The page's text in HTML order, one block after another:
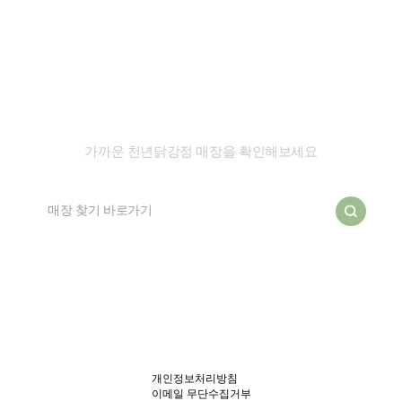
가까운 천년닭강정 매장을 확인해보세요
매장 찾기 바로가기
개인정보처리방침
이메일 무단수집거부